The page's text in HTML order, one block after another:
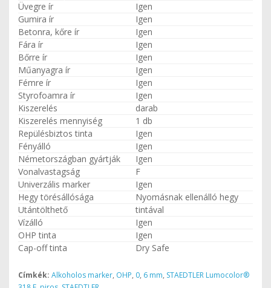
Üvegre ír
Igen
Gumira ír
Igen
Betonra, kőre ír
Igen
Fára ír
Igen
Bőrre ír
Igen
Műanyagra ír
Igen
Fémre ír
Igen
Styrofoamra ír
Igen
Kiszerelés
darab
Kiszerelés mennyiség
1 db
Repülésbiztos tinta
Igen
Fényálló
Igen
Németországban gyártják
Igen
Vonalvastagság
F
Univerzális marker
Igen
Hegy törésállósága
Nyomásnak ellenálló hegy
Utántölthető
tintával
Vízálló
Igen
OHP tinta
Igen
Cap-off tinta
Dry Safe
Címkék: Alkoholos marker, OHP, 0, 6 mm, STAEDTLER Lumocolor®